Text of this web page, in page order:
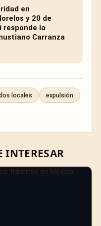
en
y 20 de
responde la
Carranza
locales expulsión
INTERESAR